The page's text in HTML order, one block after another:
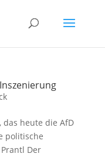
heute die AfD
politische
Der